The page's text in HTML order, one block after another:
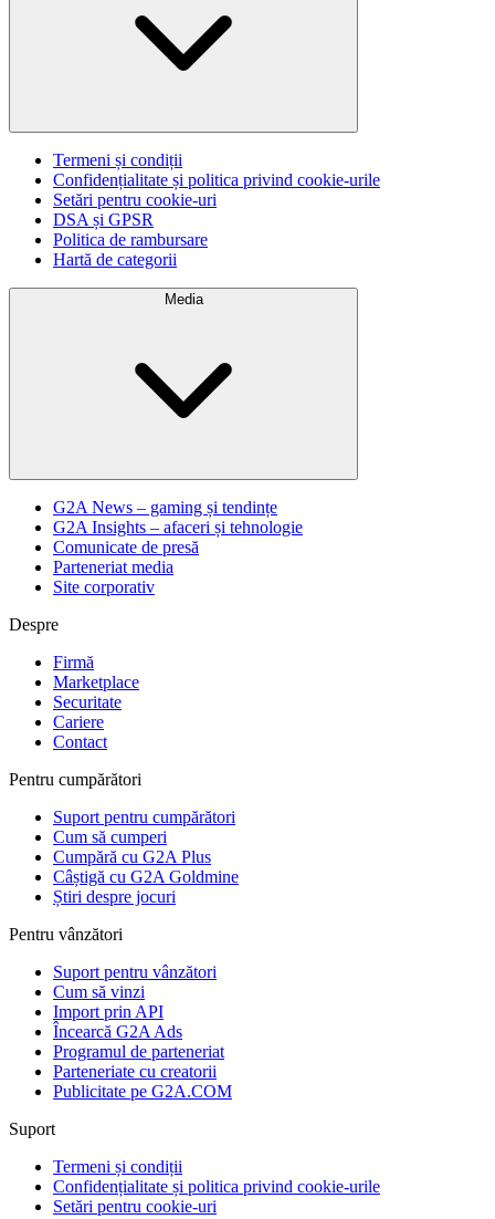
Termeni și condiții
Confidențialitate și politica privind cookie-urile
Setări pentru cookie-uri
DSA și GPSR
Politica de rambursare
Hartă de categorii
Media
G2A News – gaming și tendințe
G2A Insights – afaceri și tehnologie
Comunicate de presă
Parteneriat media
Site corporativ
Despre
Firmă
Marketplace
Securitate
Cariere
Contact
Pentru cumpărători
Suport pentru cumpărători
Cum să cumperi
Cumpără cu G2A Plus
Câștigă cu G2A Goldmine
Știri despre jocuri
Pentru vânzători
Suport pentru vânzători
Cum să vinzi
Import prin API
Încearcă G2A Ads
Programul de parteneriat
Parteneriate cu creatorii
Publicitate pe G2A.COM
Suport
Termeni și condiții
Confidențialitate și politica privind cookie-urile
Setări pentru cookie-uri